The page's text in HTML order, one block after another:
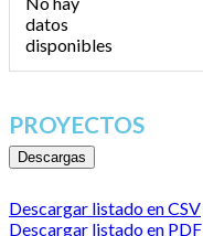
datos
disponibles
PROYECTOS
Descargas
Descargar listado en CSV
Descargar listado en PDF